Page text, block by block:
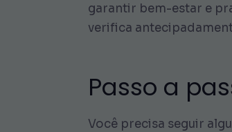
garantir bem-estar e
verifica
Passo a
Você precisa seguir